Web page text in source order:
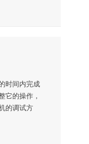
时间内完成
它的操作，
的调试方